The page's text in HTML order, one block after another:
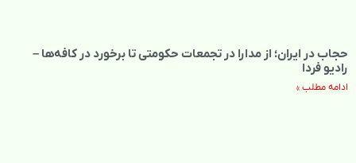
حجاب در ایران؛ از مدارا در تجمعات حکومتی تا برخورد در کافه‌ها –
رادیو فردا
ادامه مطلب »